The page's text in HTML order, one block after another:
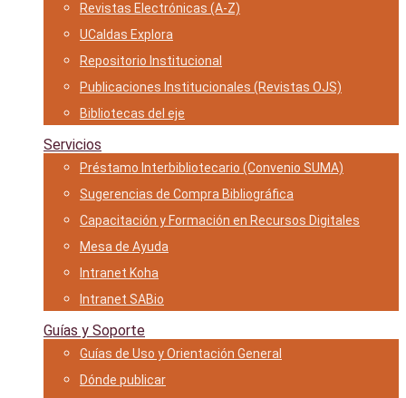
Revistas Electrónicas (A-Z)
UCaldas Explora
Repositorio Institucional
Publicaciones Institucionales (Revistas OJS)
Bibliotecas del eje
Servicios
Préstamo Interbibliotecario (Convenio SUMA)
Sugerencias de Compra Bibliográfica
Capacitación y Formación en Recursos Digitales
Mesa de Ayuda
Intranet Koha
Intranet SABio
Guías y Soporte
Guías de Uso y Orientación General
Dónde publicar